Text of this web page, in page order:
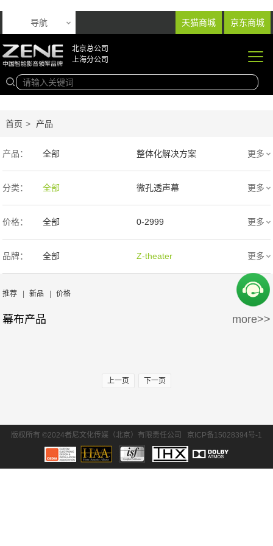
天猫商城 京东商城
导航
北京总公司
上海分公司
首页 > 产品
产品： 全部 整体化解决方案
音响产品 投影产品
专业扩声音箱 幕布产品
声学产品 智能产品
周边产品
更多
分类： 全部 微孔透声幕
编织透声幕 高清4K幕布
更多
价格： 全部 0-2999
3000-9999 1万-5万
5万-15万
30万-50万
更多
品牌： 全部 Z-theater
Screen Excellence
更多
推荐 | 新品 | 价格
幕布产品 more>>
上一页 下一页
版权所有 ©2024者尼文化传媒（北京）有限责任公司 京ICP备15028394号-1